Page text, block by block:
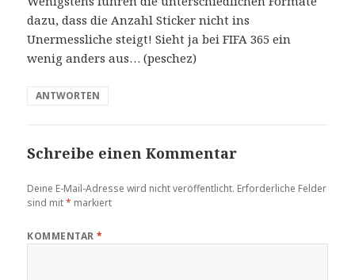
t
:
dazu, dass die Anzahl Sticker nicht ins
Unermessliche steigt! Sieht ja bei FIFA 365 ein
wenig anders aus… (peschez)
ANTWORTEN
Schreibe einen Kommentar
Deine E-Mail-Adresse wird nicht veröffentlicht. Erforderliche Felder
sind mit* markiert
KOMMENTAR*